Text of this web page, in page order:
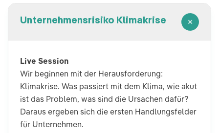
Unternehmensrisiko Klimakrise
Live Session
Wir beginnen mit der Herausforderung:
Klimakrise. Was passiert mit dem Klima, wie akut
ist das Problem, was sind die Ursachen dafür?
Daraus ergeben sich die ersten Handlungsfelder
für Unternehmen.